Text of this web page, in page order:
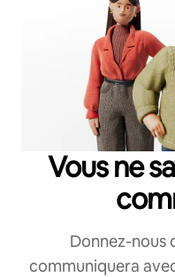
Vous ne
Donnez-nous
communiquera